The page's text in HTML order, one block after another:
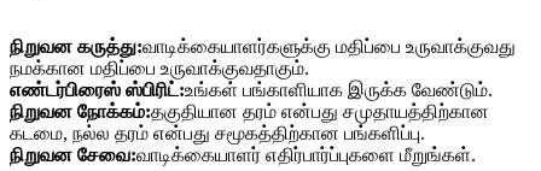
நிறுவன கருத்து:வாடிக்கையாளர்களுக்கு மதிப்பை உருவாக்குவது
நமக்கான மதிப்பை உருவாக்குவதாகும்.
எண்டர்பிரைஸ் ஸ்பிரிட்:உங்கள் பங்காளியாக இருக்க வேண்டும்.
நிறுவன நோக்கம்:தகுதியான தரம் என்பது சமுதாயத்திற்கான
கடமை, நல்ல தரம் என்பது சமூகத்திற்கான பங்களிப்பு.
நிறுவன சேவை:வாடிக்கையாளர் எதிர்பார்ப்புகளை மீறுங்கள்.